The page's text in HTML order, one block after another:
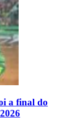
a final do